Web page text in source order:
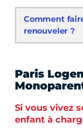
Comment
renouveler ?
Paris
Si vous vivez
enfant à